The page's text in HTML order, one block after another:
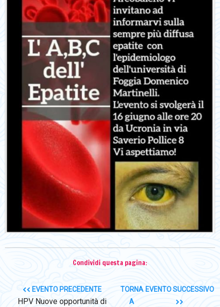
Condividi questa pagina:
EVENTO PRECEDENTE
HPV Nuove opportunità di
TORNA
A
EVENTO SUCCESSIVO